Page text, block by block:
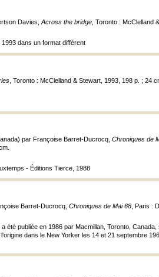
Davies, Across the bridge , Toronto : McClelland
dans un format différent
, Toronto : McClelland & Stewart, 1993, 198 p. ; 24
par Françoise Barret-Ducrocq, Chroniques de
- Éditions Tierce, 1988
Barret-Ducrocq, Chroniques de Mai 68 , Paris :
été publiée en 1986 par Macmillan, Toronto,
dans le New Yorker les 14 et 21 septembre